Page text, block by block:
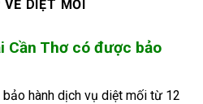
DIỆT MỐI
Cần Thơ có được bảo
hành dịch vụ diệt mối từ 12